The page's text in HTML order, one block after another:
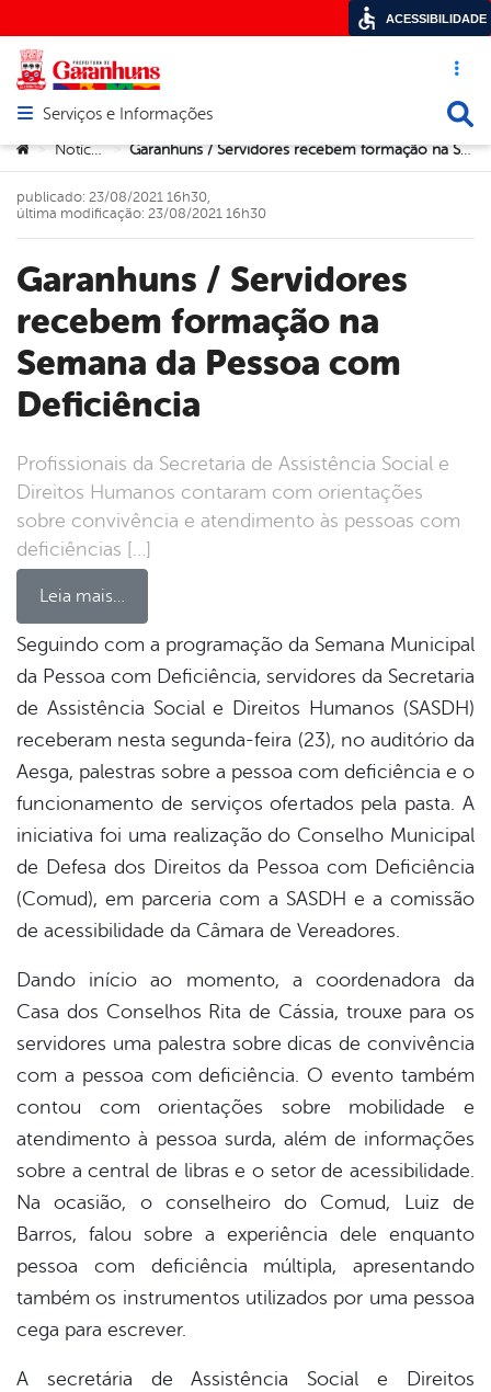
Acesso
Abrir menu principal de navegação
Serviços e Informações
Você está aqui:
> Notícias > Garanhuns / Servidores recebem formação na Semana da Pessoa com Deficiência
Garanhuns / Servidores
recebem formação na
Semana da Pessoa com
Deficiência
Profissionais da Secretaria de Assistência Social e
Direitos Humanos contaram com orientações
sobre convivência e atendimento às pessoas com
deficiências […]
Leia mais…
publicado: 23/08/2021 16h30,
última modificação: 23/08/2021 16h30
Seguindo com a programação da Semana Municipal
da Pessoa com Deficiência, servidores da Secretaria
de Assistência Social e Direitos Humanos (SASDH)
receberam nesta segunda-feira (23), no auditório da
Aesga, palestras sobre a pessoa com deficiência e o
funcionamento de serviços ofertados pela pasta. A
iniciativa foi uma realização do Conselho Municipal
de Defesa dos Direitos da Pessoa com Deficiência
(Comud), em parceria com a SASDH e a comissão
de acessibilidade da Câmara de Vereadores.
Dando início ao momento, a coordenadora da
Casa dos Conselhos Rita de Cássia, trouxe para os
servidores uma palestra sobre dicas de convivência
com a pessoa com deficiência. O evento também
contou com orientações sobre mobilidade e
atendimento à pessoa surda, além de informações
sobre a central de libras e o setor de acessibilidade.
Na ocasião, o conselheiro do Comud, Luiz de
Barros, falou sobre a experiência dele enquanto
pessoa com deficiência múltipla, apresentando
também os instrumentos utilizados por uma pessoa
cega para escrever.
A secretária de Assistência Social e Direitos
ACESSIBILIDADE